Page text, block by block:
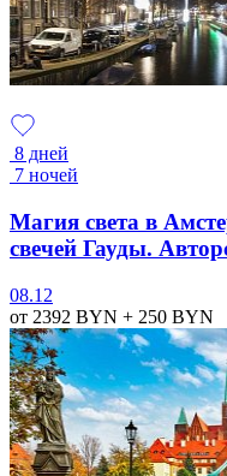
8 дней
7 ночей
Магия света в
свечей Гауды.
08.12
от 2392 BYN + 250 BYN